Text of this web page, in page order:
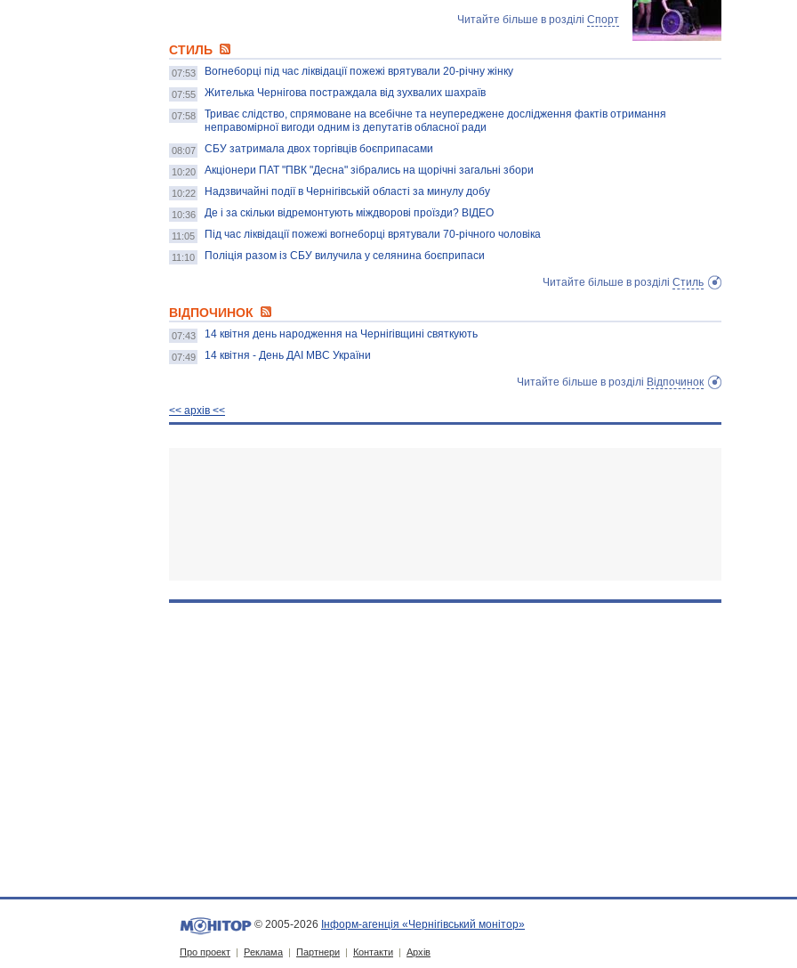
Читайте більше в розділі Спорт
СТИЛЬ
07:53 Вогнеборці під час ліквідації пожежі врятували 20-річну жінку
07:55 Жителька Чернігова постраждала від зухвалих шахраїв
07:58
Триває слідство, спрямоване на всебічне та неупереджене дослідження фактів отримання
неправомірної вигоди одним із депутатів обласної ради
08:07 СБУ затримала двох торгівців боєприпасами
10:20 Акціонери ПАТ "ПВК "Десна" зібрались на щорічні загальні збори
10:22 Надзвичайні події в Чернігівській області за минулу добу
10:36 Де і за скільки відремонтують міждворові проїзди? ВІДЕО
11:05 Під час ліквідації пожежі вогнеборці врятували 70-річного чоловіка
11:10 Поліція разом із СБУ вилучила у селянина боєприпаси
Читайте більше в розділі Стиль
ВІДПОЧИНОК
07:43 14 квітня день народження на Чернігівщині святкують
07:49 14 квітня - День ДАІ МВС України
Читайте більше в розділі Відпочинок
<< архiв <<
© 2005-2026 Інформ-агенція «Чернігівський монітор»
Про проект | Реклама | Партнери | Контакти | Архів